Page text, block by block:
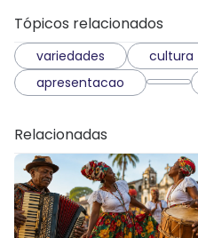
Tópicos relacionados
variedades cultura
apresentacao
Relacionadas